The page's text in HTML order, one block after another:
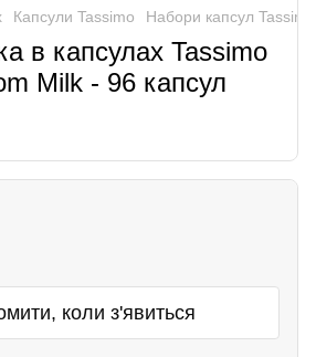
Капсули Tassimo Набори капсул Tassimo
в капсулах Tassimo
Milk - 96 капсул
коли з'явиться